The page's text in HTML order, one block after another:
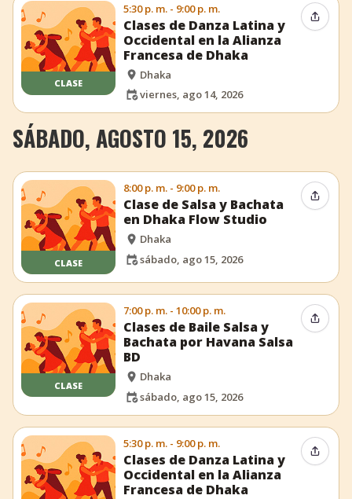
CLASE
5:30 p. m. - 9:00 p. m.
Clases de Danza Latina y
Occidental en la Alianza
Francesa de Dhaka
Dhaka
viernes, ago 14, 2026
SÁBADO, AGOSTO 15, 2026
CLASE
8:00 p. m. - 9:00 p. m.
Clase de Salsa y Bachata
en Dhaka Flow Studio
Dhaka
sábado, ago 15, 2026
CLASE
7:00 p. m. - 10:00 p. m.
Clases de Baile Salsa y
Bachata por Havana Salsa
BD
Dhaka
sábado, ago 15, 2026
5:30 p. m. - 9:00 p. m.
Clases de Danza Latina y
Occidental en la Alianza
Francesa de Dhaka